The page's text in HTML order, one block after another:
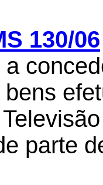
130/06
parte